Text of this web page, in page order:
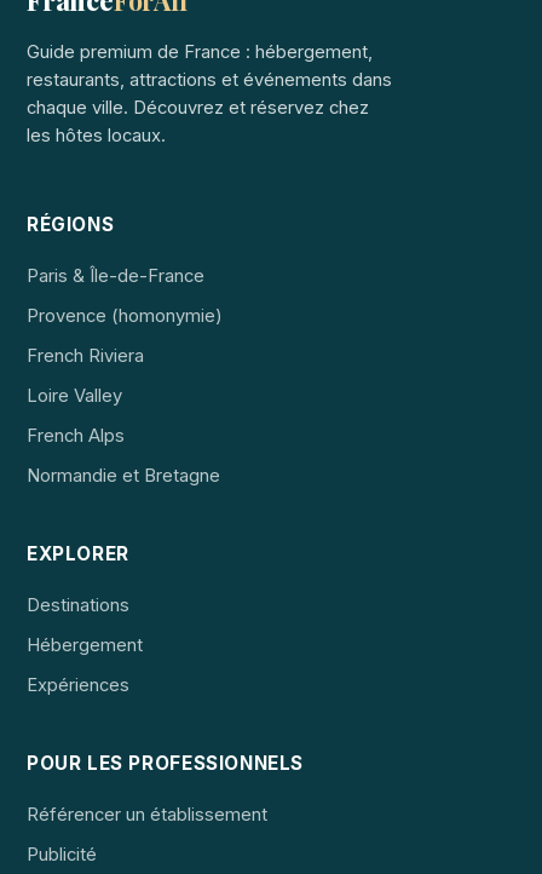
Guide premium de France : hébergement,
restaurants, attractions et événements dans
chaque ville. Découvrez et réservez chez
les hôtes locaux.
RÉGIONS
Paris & Île-de-France
Provence (homonymie)
French Riviera
Loire Valley
French Alps
Normandie et Bretagne
EXPLORER
Destinations
Hébergement
Expériences
POUR LES PROFESSIONNELS
Référencer un établissement
Publicité